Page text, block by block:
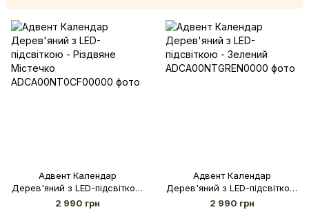
Адвент Календар
Дерев'яний з LED-підсвіткою
- Різдвяне Містечко
2 990 грн
Адвент Календар
Дерев'яний з LED-підсвіткою
- Зелений
2 990 грн